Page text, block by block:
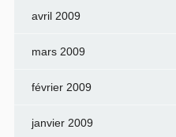
avril 2009
mars 2009
février 2009
janvier 2009